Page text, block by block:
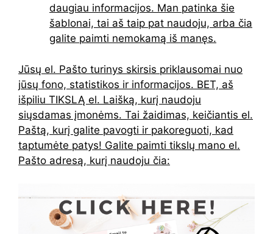
daugiau informacijos. Man patinka šie
šablonai, tai aš taip pat naudoju, arba čia
galite paimti nemokamą iš manęs.
Jūsų el. Pašto turinys skirsis priklausomai nuo
jūsų fono, statistikos ir informacijos. BET, aš
išpiliu TIKSLĄ el. Laišką, kurį naudoju
siųsdamas įmonėms. Tai žaidimas, keičiantis el.
Paštą, kurį galite pavogti ir pakoreguoti, kad
taptumėte patys! Galite paimti tikslų mano el.
Pašto adresą, kurį naudoju čia: